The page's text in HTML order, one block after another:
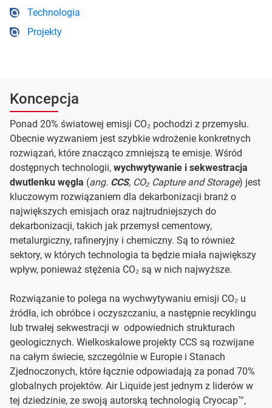
Technologia
Projekty
Koncepcja
Ponad 20% światowej emisji CO₂ pochodzi z przemysłu.
Obecnie wyzwaniem jest szybkie wdrożenie konkretnych
rozwiązań, które znacząco zmniejszą te emisje. Wśród
dostępnych technologii, wychwytywanie i sekwestracja
dwutlenku węgla (ang. CCS, CO₂ Capture and Storage) jest
kluczowym rozwiązaniem dla dekarbonizacji branż o
największych emisjach oraz najtrudniejszych do
dekarbonizacji, takich jak przemysł cementowy,
metalurgiczny, rafineryjny i chemiczny. Są to również
sektory, w których technologia ta będzie miała największy
wpływ, ponieważ stężenia CO₂ są w nich najwyższe.
Rozwiązanie to polega na wychwytywaniu emisji CO₂ u
źródła, ich obróbce i oczyszczaniu, a następnie recyklingu
lub trwałej sekwestracji w odpowiednich strukturach
geologicznych. Wielkoskalowe projekty CCS są rozwijane
na całym świecie, szczególnie w Europie i Stanach
Zjednoczonych, które łącznie odpowiadają za ponad 70%
globalnych projektów. Air Liquide jest jednym z liderów w
tej dziedzinie, ze swoją autorską technologią Cryocap™,